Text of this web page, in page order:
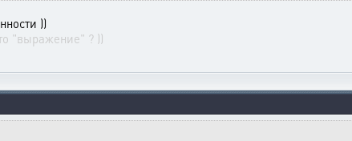
))
"выражение" ? ))